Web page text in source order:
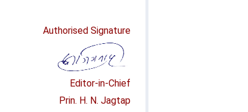
Authorised Signature
Editor-in-Chief
Prin. H. N. Jagtap